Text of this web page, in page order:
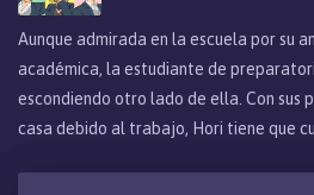
Aunque admirada en la escuela por su
académica, la estudiante de
escondiendo otro lado de ella. Con sus
casa debido al trabajo, Hori tiene que
la escuela. Mientras tanto, Izumi